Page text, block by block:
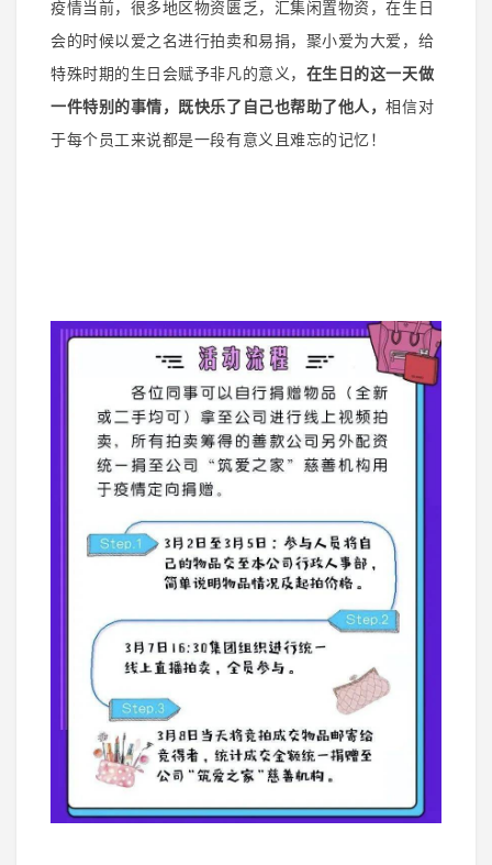
疫情当前，很多地区物资匮乏，汇集闲置物资，在生日
会的时候以爱之名进行拍卖和易捐，聚小爱为大爱，给
特殊时期的生日会赋予非凡的意义， 在生日的这一天做
一件特别的事情，既快乐了自己也帮助了他人，相信对
于每个员工来说都是一段有意义且难忘的记忆！